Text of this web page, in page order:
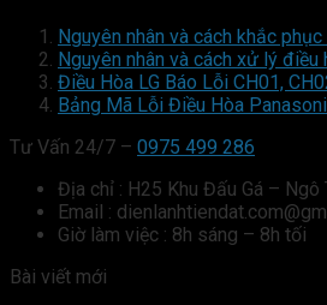
Nguyên nhân và cách khắc
Nguyên nhân và cách xử lý điều
Điều Hòa LG Báo Lỗi CH01,
Bảng Mã Lỗi Điều Hòa
Tư Vấn 24/7 – 0975 499 286
Địa chỉ : H25 Khu Đấu Gá –
Email :
Giờ làm việc : 8h sáng – 8h tối
Bài viết mới